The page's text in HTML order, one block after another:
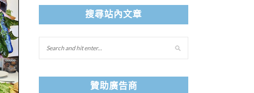
搜尋站內文章
贊助廣告商